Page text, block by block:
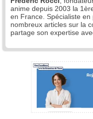
anime depuis 2003 la
en France. Spécialiste
nombreux articles sur la
partage son expertise